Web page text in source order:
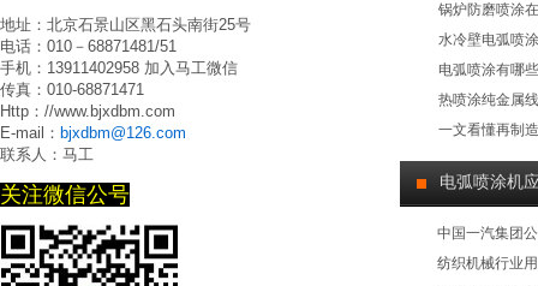
地址：北京石景山区黑石头南街25号
电话：010－68871481/51
手机：13911402958 加入马工微信
传真：010-68871471
Http：//www.bjxdbm.com
E-mail： bjxdbm@126.com
联系人：马工
关注微信公号
锅炉防磨喷涂
水冷壁电弧喷
电弧喷涂有哪
热喷涂纯金属
一文看懂再制
电弧喷涂机
中国一汽集团
纺织机械行业